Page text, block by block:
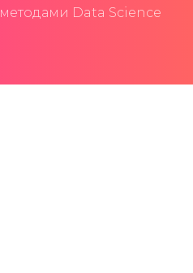
методами Data Science